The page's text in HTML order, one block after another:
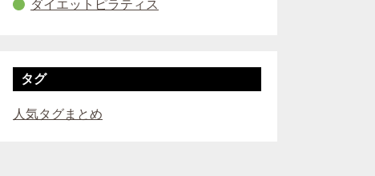
ダイエットピラティス
タグ
人気タグまとめ